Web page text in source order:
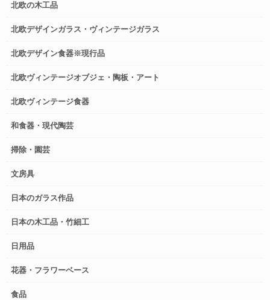
北欧の木工品
北欧デザインガラス・ヴィンテージガラス
北欧デザイン食器※現行品
北欧ヴィンテージオブジェ・陶板・アート
北欧ヴィンテージ食器
和食器・現代陶芸
掃除・園芸
文房具
日本のガラス作品
日本の木工品・竹細工
日用品
花器・フラワーベース
食品